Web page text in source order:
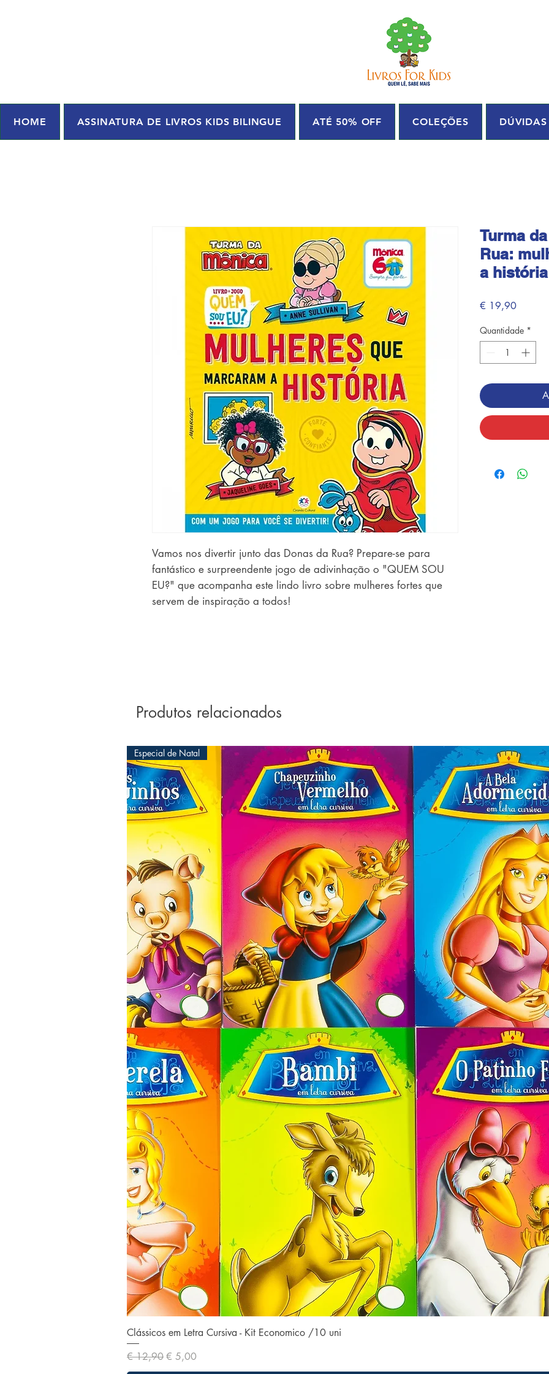
HOME ASSINATURA DE LIVROS KIDS BILINGUE ATÉ 50% OFF COLEÇÕES DÚVIDAS
Vamos nos divertir junto das Donas da Rua? Prepare-se para
fantástico e surpreendente jogo de adivinhação o "QUEM SOU
EU?" que acompanha este lindo livro sobre mulheres fortes que
servem de inspiração a todos!
Turma
Rua:
a história
€ 19,90Preço
Quantidade *
Produtos relacionados
Especial de Natal
Clássicos em Letra Cursiva - Kit Economico /10 uni
Preço normal
€ 12,90Preço promocional
€ 5,00